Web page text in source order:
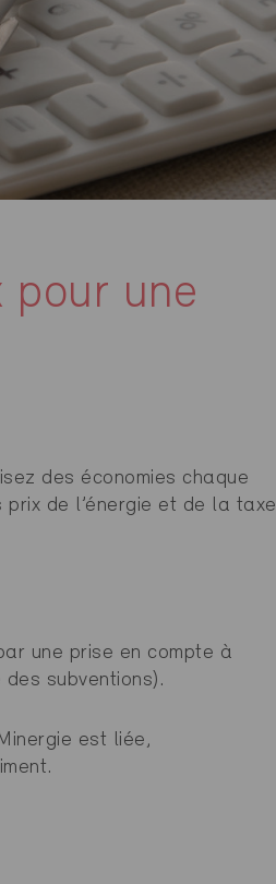
pour une
des économies chaque
de l’énergie et de la taxe
une prise en compte à
subventions).
est liée,